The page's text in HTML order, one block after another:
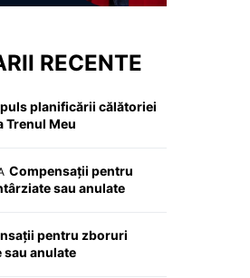
RECENTE
planificării călătoriei
Trenul Meu
Compensații pentru
sau anulate
pentru zboruri
anulate